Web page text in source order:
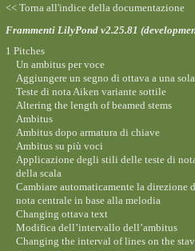
<< Torna all'indice della documentazione
Frammenti LilyPond v2.25.81
1 Pitches
Un ambitus per voce
Aggiungere un segno di ottava a una
Teste di nota Aiken variante sottile
Altering the length of beamed stems
Ambitus
Ambitus dopo armatura di chiave
Ambitus su più voci
Applicazione degli stili delle teste di
della scala
Cambiare automaticamente la direzione
nota centrale in base alla melodia
Changing ottava text
Modifica dell’intervallo dell’ambitus
Changing the interval of lines on the